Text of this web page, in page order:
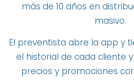
más de 10 años en
masivo.
El preventista abre la app y
el historial de cada cliente
precios y promociones